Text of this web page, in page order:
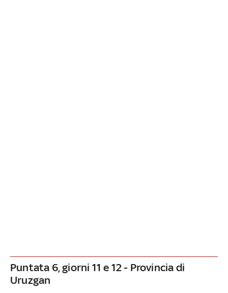
Puntata 6, giorni 11 e 12 - Provincia di
Uruzgan